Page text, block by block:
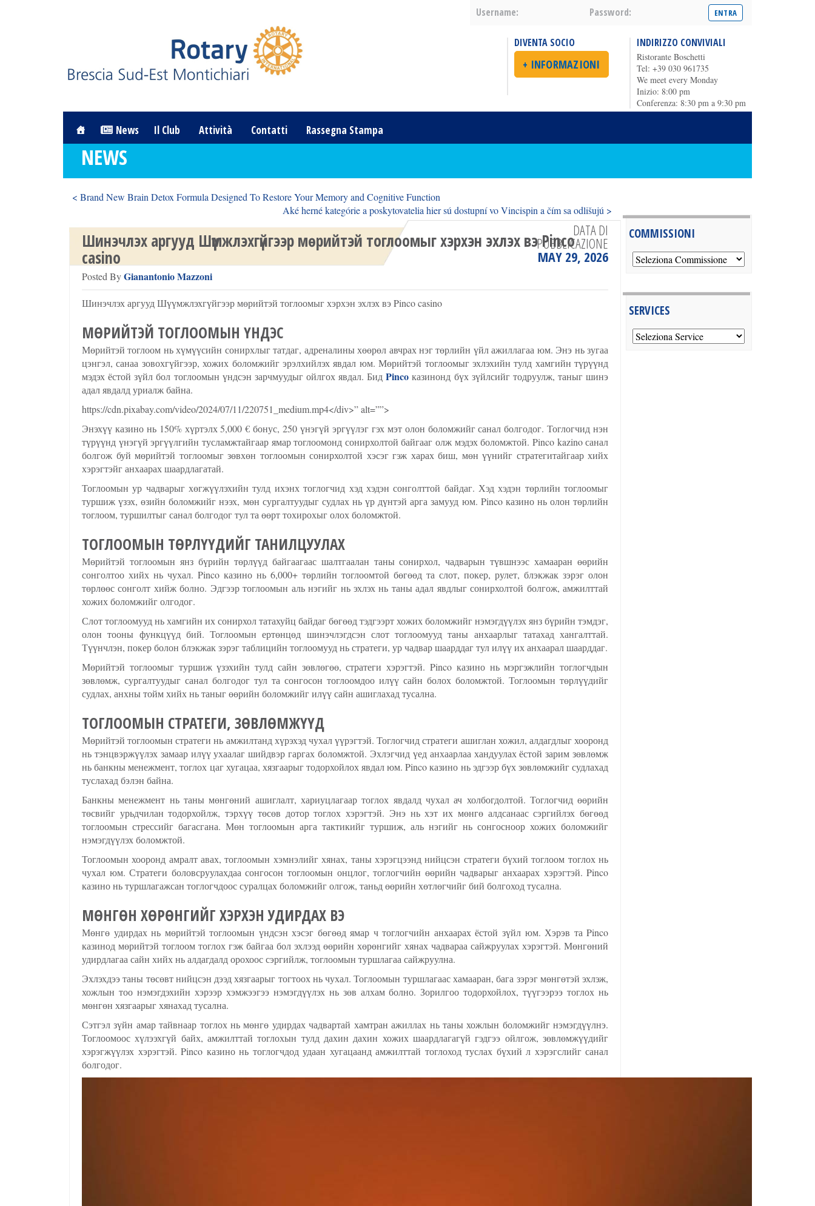
Username: Password:
DIVENTA SOCIO
+ INFORMAZIONI
INDIRIZZO CONVIVIALI
Ristorante Boschetti
Tel: +39 030 961735
We meet every Monday
Inizio: 8:00 pm
Conferenza: 8:30 pm a 9:30 pm
News Il Club Attività Contatti Rassegna Stampa
NEWS
< Brand New Brain Detox Formula Designed To Restore Your Memory and Cognitive Function
Aké herné kategórie a poskytovatelia hier sú dostupní vo Vincispin a čím sa odlišujú >
Шинэчлэх аргууд Шүүмжлэхгүйгээр мөрийтэй тоглоомыг хэрхэн эхлэх вэ Pinco
casino
Posted ByGianantonio Mazzoni
DATA DI
PUBBLICAZIONE
MAY 29, 2026
Шинэчлэх аргууд Шүүмжлэхгүйгээр мөрийтэй тоглоомыг хэрхэн эхлэх вэ Pinco casino
МӨРИЙТЭЙ ТОГЛООМЫН ҮНДЭС
Мөрийтэй тоглоом нь хүмүүсийн сонирхлыг татдаг, адреналины хөөрөл авчрах нэг төрлийн үйл ажиллагаа юм. Энэ нь зугаа
цэнгэл, санаа зовохгүйгээр, хожих боломжийг эрэлхийлэх явдал юм. Мөрийтэй тоглоомыг эхлэхийн тулд хамгийн түрүүнд
мэдэх ёстой зүйл бол тоглоомын үндсэн зарчмуудыг ойлгох явдал. БидPinco казинонд бүх зүйлсийг тодруулж, таныг шинэ
адал явдалд уриалж байна.
https://cdn.pixabay.com/video/2024/07/11/220751_medium.mp4</div>” alt=””>
Энэхүү казино нь 150% хүртэлх 5,000 € бонус, 250 үнэгүй эргүүлэг гэх мэт олон боломжийг санал болгодог. Тоглогчид нэн
түрүүнд үнэгүй эргүүлгийн тусламжтайгаар ямар тоглоомонд сонирхолтой байгааг олж мэдэх боломжтой. Pinco kazino санал
болгож буй мөрийтэй тоглоомыг зөвхөн тоглоомын сонирхолтой хэсэг гэж харах биш, мөн үүнийг стратегитайгаар хийх
хэрэгтэйг анхаарах шаардлагатай.
Тоглоомын ур чадварыг хөгжүүлэхийн тулд ихэнх тоглогчид хэд хэдэн сонголттой байдаг. Хэд хэдэн төрлийн тоглоомыг
туршиж үзэх, өзийн боломжийг нээх, мөн сургалтуудыг судлах нь үр дүнтэй арга замууд юм. Pinco казино нь олон төрлийн
тоглоом, туршилтыг санал болгодог тул та өөрт тохирохыг олох боломжтой.
ТОГЛООМЫН ТӨРЛҮҮДИЙГ ТАНИЛЦУУЛАХ
Мөрийтэй тоглоомын янз бүрийн төрлүүд байгаагаас шалтгаалан таны сонирхол, чадварын түвшнээс хамааран өөрийн
сонголтоо хийх нь чухал. Pinco казино нь 6,000+ төрлийн тоглоомтой бөгөөд та слот, покер, рулет, блэкжак зэрэг олон
төрлөөс сонголт хийж болно. Эдгээр тоглоомын аль нэгийг нь эхлэх нь таны адал явдлыг сонирхолтой болгож, амжилттай
хожих боломжийг олгодог.
Слот тоглоомууд нь хамгийн их сонирхол татахуйц байдаг бөгөөд тэдгээрт хожих боломжийг нэмэгдүүлэх янз бүрийн тэмдэг,
олон тооны функцүүд бий. Тоглоомын ертөнцөд шинэчлэгдсэн слот тоглоомууд таны анхаарлыг татахад хангалттай.
Түүнчлэн, покер болон блэкжак зэрэг таблицийн тоглоомууд нь стратеги, ур чадвар шаарддаг тул илүү их анхаарал шаарддаг.
Мөрийтэй тоглоомыг туршиж үзэхийн тулд сайн зөвлөгөө, стратеги хэрэгтэй. Pinco казино нь мэргэжлийн тоглогчдын
зөвлөмж, сургалтуудыг санал болгодог тул та сонгосон тоглоомдоо илүү сайн болох боломжтой. Тоглоомын төрлүүдийг
судлах, анхны тойм хийх нь таныг өөрийн боломжийг илүү сайн ашиглахад тусална.
ТОГЛООМЫН СТРАТЕГИ, ЗӨВЛӨМЖҮҮД
Мөрийтэй тоглоомын стратеги нь амжилтанд хүрэхэд чухал үүрэгтэй. Тоглогчид стратеги ашиглан хожил, алдагдлыг хооронд
нь тэнцвэржүүлэх замаар илүү ухаалаг шийдвэр гаргах боломжтой. Эхлэгчид үед анхаарлаа хандуулах ёстой зарим зөвлөмж
нь банкны менежмент, тоглох цаг хугацаа, хязгаарыг тодорхойлох явдал юм. Pinco казино нь эдгээр бүх зөвлөмжийг судлахад
туслахад бэлэн байна.
Банкны менежмент нь таны мөнгөний ашиглалт, хариуцлагаар тоглох явдалд чухал ач холбогдолтой. Тоглогчид өөрийн
төсвийг урьдчилан тодорхойлж, тэрхүү төсөв дотор тоглох хэрэгтэй. Энэ нь хэт их мөнгө алдсанаас сэргийлэх бөгөөд
тоглоомын стрессийг багасгана. Мөн тоглоомын арга тактикийг туршиж, аль нэгийг нь сонгосноор хожих боломжийг
нэмэгдүүлэх боломжтой.
Тоглоомын хооронд амралт авах, тоглоомын хэмнэлийг хянах, таны хэрэгцээнд нийцсэн стратеги бүхий тоглоом тоглох нь
чухал юм. Стратеги боловсруулахдаа сонгосон тоглоомын онцлог, тоглогчийн өөрийн чадварыг анхаарах хэрэгтэй. Pinco
казино нь туршлагажсан тоглогчдоос суралцах боломжийг олгож, таньд өөрийн хөтлөгчийг бий болгоход тусална.
МӨНГӨН ХӨРӨНГИЙГ ХЭРХЭН УДИРДАХ ВЭ
Мөнгө удирдах нь мөрийтэй тоглоомын үндсэн хэсэг бөгөөд ямар ч тоглогчийн анхаарах ёстой зүйл юм. Хэрэв та Pinco
казинод мөрийтэй тоглоом тоглох гэж байгаа бол эхлээд өөрийн хөрөнгийг хянах чадвараа сайжруулах хэрэгтэй. Мөнгөний
удирдлагаа сайн хийх нь алдагдалд орохоос сэргийлж, тоглоомын туршлагаа сайжруулна.
Эхлэхдээ таны төсөвт нийцсэн дээд хязгаарыг тогтоох нь чухал. Тоглоомын туршлагаас хамааран, бага зэрэг мөнгөтэй эхлэж,
хожлын тоо нэмэгдэхийн хэрээр хэмжээгээ нэмэгдүүлэх нь зөв алхам болно. Зорилгоо тодорхойлох, түүгээрээ тоглох нь
мөнгөн хязгаарыг хянахад тусална.
Сэтгэл зүйн амар тайвнаар тоглох нь мөнгө удирдах чадвартай хамтран ажиллах нь таны хожлын боломжийг нэмэгдүүлнэ.
Тоглоомоос хүлээхгүй байх, амжилттай тоглохын тулд дахин дахин хожих шаардлагагүй гэдгээ ойлгож, зөвлөмжүүдийг
хэрэгжүүлэх хэрэгтэй. Pinco казино нь тоглогчдод удаан хугацаанд амжилттай тоглоход туслах бүхий л хэрэгслийг санал
болгодог.
COMMISSIONI
SERVICES